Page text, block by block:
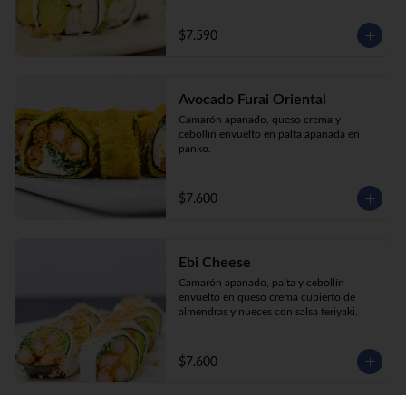
$7.590
Avocado Furai Oriental
Camarón apanado, queso crema y
cebollin envuelto en palta apanada en
panko.
$7.600
Ebi Cheese
Camarón apanado, palta y cebollín
envuelto en queso crema cubierto de
almendras y nueces con salsa teriyaki.
$7.600